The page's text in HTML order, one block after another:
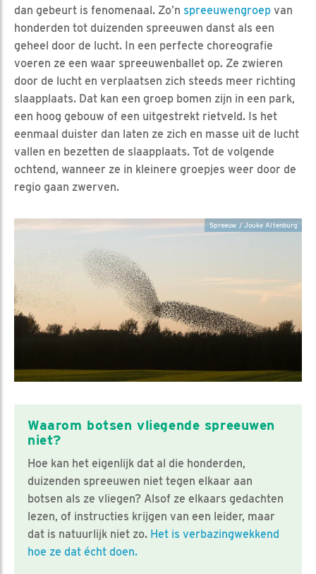
dan gebeurt is fenomenaal. Zo’n spreeuwengroep van
honderden tot duizenden spreeuwen danst als een
geheel door de lucht. In een perfecte choreografie
voeren ze een waar spreeuwenballet op. Ze zwieren
door de lucht en verplaatsen zich steeds meer richting
slaapplaats. Dat kan een groep bomen zijn in een park,
een hoog gebouw of een uitgestrekt rietveld. Is het
eenmaal duister dan laten ze zich en masse uit de lucht
vallen en bezetten de slaapplaats. Tot de volgende
ochtend, wanneer ze in kleinere groepjes weer door de
regio gaan zwerven.
Spreeuw / Jouke Altenburg
Waarom botsen vliegende spreeuwen
niet?
Hoe kan het eigenlijk dat al die honderden,
duizenden spreeuwen niet tegen elkaar aan
botsen als ze vliegen? Alsof ze elkaars gedachten
lezen, of instructies krijgen van een leider, maar
dat is natuurlijk niet zo. Het is verbazingwekkend
hoe ze dat écht doen.